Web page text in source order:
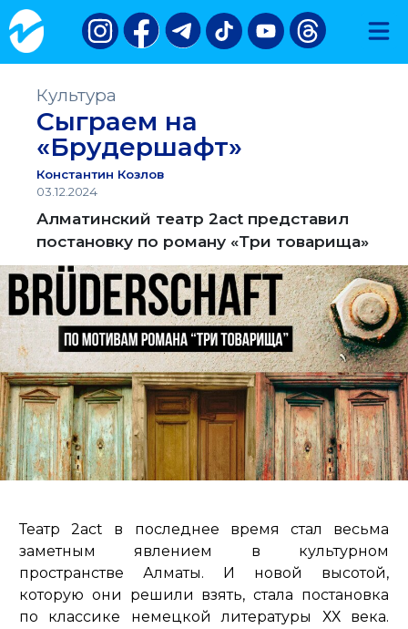
Культура
Сыграем на
«Брудершафт»
Константин Козлов
03.12.2024
Алматинский театр 2аct представил
постановку по роману «Три товарища»
Театр 2аct в последнее время стал весьма
заметным явлением в культурном
пространстве Алматы. И новой высотой,
которую они решили взять, стала постановка
по классике немецкой литературы ХХ века.